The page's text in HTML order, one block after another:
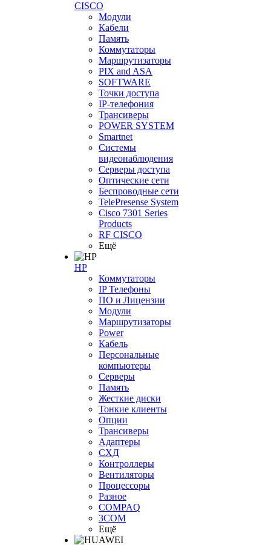
CISCO
Модули
Кабели
Память
Коммутаторы
Маршрутизаторы
PIX and ASA
SOFTWARE
Точки доступа
IP-телефония
Трансиверы
POWER SYSTEM
Smartnet
Системы
видеонаблюдения
Серверы доступа
Оптические сети
Беспроводные сети
TelePresense System
Cisco 7301 Series
Products
RF CISCO
Ещё
HP
Коммутаторы
IP Телефоны
ПО и Лицензии
Модули
Маршрутизаторы
Power
Кабель
Персональные
компьютеры
Серверы
Память
Жесткие диски
Тонкие клиенты
Опции
Трансиверы
Адаптеры
СХД
Контроллеры
Вентиляторы
Процессоры
Разное
COMPAQ
3COM
Ещё